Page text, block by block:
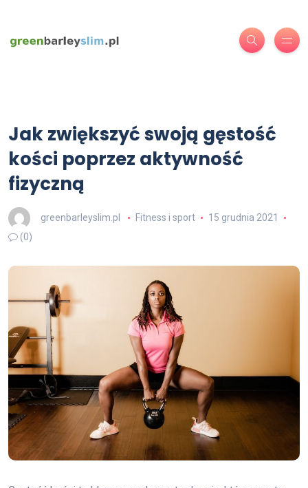
Jak zwiększyć swoją gęstość
kości poprzez aktywność
fizyczną
greenbarleyslim.pl Fitness i sport
15 grudnia 2021
(0)